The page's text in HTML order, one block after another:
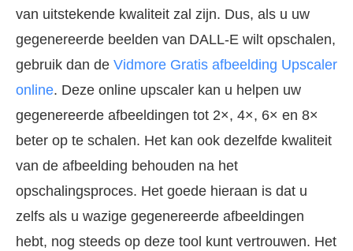
van uitstekende kwaliteit zal zijn. Dus, als u uw
gegenereerde beelden van DALL-E wilt opschalen,
gebruik dan de Vidmore Gratis afbeelding Upscaler
online. Deze online upscaler kan u helpen uw
gegenereerde afbeeldingen tot 2×, 4×, 6× en 8×
beter op te schalen. Het kan ook dezelfde kwaliteit
van de afbeelding behouden na het
opschalingsproces. Het goede hieraan is dat u
zelfs als u wazige gegenereerde afbeeldingen
hebt, nog steeds op deze tool kunt vertrouwen. Het